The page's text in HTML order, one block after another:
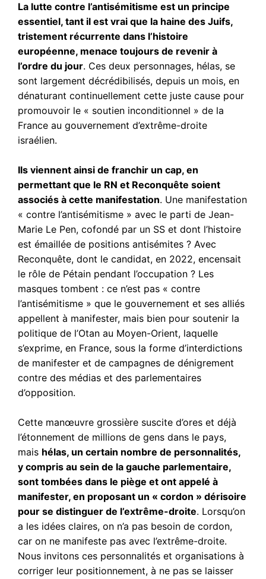
La lutte contre l’antisémitisme est un principe
essentiel, tant il est vrai que la haine des Juifs,
tristement récurrente dans l’histoire
européenne, menace toujours de revenir à
l’ordre du jour. Ces deux personnages, hélas, se
sont largement décrédibilisés, depuis un mois, en
dénaturant continuellement cette juste cause pour
promouvoir le « soutien inconditionnel » de la
France au gouvernement d’extrême-droite
israélien.
Ils viennent ainsi de franchir un cap, en
permettant que le RN et Reconquête soient
associés à cette manifestation. Une manifestation
« contre l’antisémitisme » avec le parti de Jean-
Marie Le Pen, cofondé par un SS et dont l’histoire
est émaillée de positions antisémites ? Avec
Reconquête, dont le candidat, en 2022, encensait
le rôle de Pétain pendant l’occupation ? Les
masques tombent : ce n’est pas « contre
l’antisémitisme » que le gouvernement et ses alliés
appellent à manifester, mais bien pour soutenir la
politique de l’Otan au Moyen-Orient, laquelle
s’exprime, en France, sous la forme d’interdictions
de manifester et de campagnes de dénigrement
contre des médias et des parlementaires
d’opposition.
Cette manœuvre grossière suscite d’ores et déjà
l’étonnement de millions de gens dans le pays,
mais hélas, un certain nombre de personnalités,
y compris au sein de la gauche parlementaire,
sont tombées dans le piège et ont appelé à
manifester, en proposant un « cordon » dérisoire
pour se distinguer de l’extrême-droite. Lorsqu’on
a les idées claires, on n’a pas besoin de cordon,
car on ne manifeste pas avec l’extrême-droite.
Nous invitons ces personnalités et organisations à
corriger leur positionnement, à ne pas se laisser